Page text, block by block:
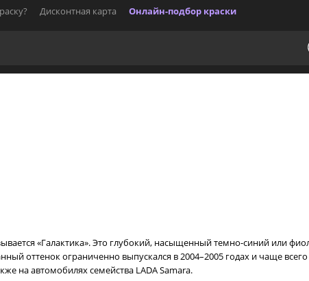
Дисконтная карта Онлайн-подбор краски
«Галактика». Это глубокий, насыщенный темно-синий или
оттенок ограниченно выпускался в 2004–2005 годах и чаще
на автомобилях семейства LADA Samara.